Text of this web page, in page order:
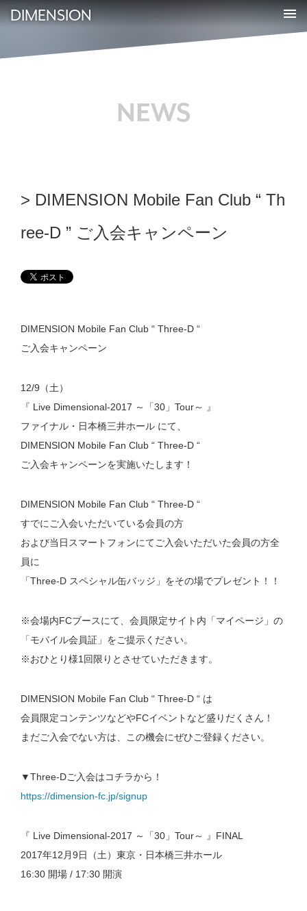
DIMENSION
NEWS
DIMENSION Mobile Fan Club “ Th
ree-D ” ご入会キャンペーン
DIMENSION Mobile Fan Club “ Three-D “
ご入会キャンペーン
12/9（土）
『 Live Dimensional-2017 ～「30」Tour～ 』
ファイナル・日本橋三井ホール にて、
DIMENSION Mobile Fan Club “ Three-D “
ご入会キャンペーンを実施いたします！
DIMENSION Mobile Fan Club “ Three-D “
すでにご入会いただいている会員の方
および当日スマートフォンにてご入会いただいた会員の方全
員に
「Three-D スペシャル缶バッジ」をその場でプレゼント！！
※会場内FCブースにて、会員限定サイト内「マイページ」の
「モバイル会員証」をご提示ください。
※おひとり様1回限りとさせていただきます。
DIMENSION Mobile Fan Club “ Three-D “ は
会員限定コンテンツなどやFCイベントなど盛りだくさん！
まだご入会でない方は、この機会にぜひご登録ください。
▼Three-Dご入会はコチラから！
https://dimension-fc.jp/signup
『 Live Dimensional-2017 ～「30」Tour～ 』FINAL
2017年12月9日（土）東京・日本橋三井ホール
16:30 開場 / 17:30 開演